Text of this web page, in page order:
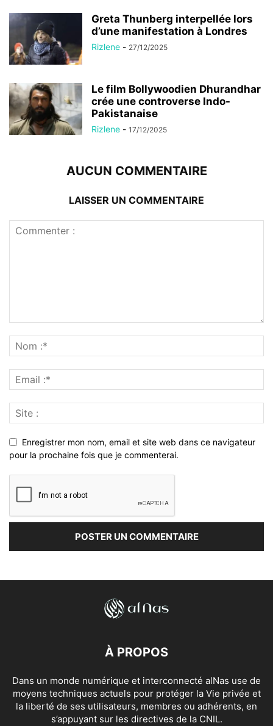
Greta Thunberg interpellée lors
d’une manifestation à Londres
Rizlene - 27/12/2025
Le film Bollywoodien Dhurandhar
crée une controverse Indo-
Pakistanaise
Rizlene - 17/12/2025
AUCUN COMMENTAIRE
LAISSER UN COMMENTAIRE
Enregistrer mon nom, email et site web dans ce navigateur
pour la prochaine fois que je commenterai.
À PROPOS
Dans un monde numérique et interconnecté alNas use de
moyens techniques actuels pour protéger la Vie privée et
la liberté de ses utilisateurs, membres ou adhérents, en
s’appuyant sur les directives de la CNIL.